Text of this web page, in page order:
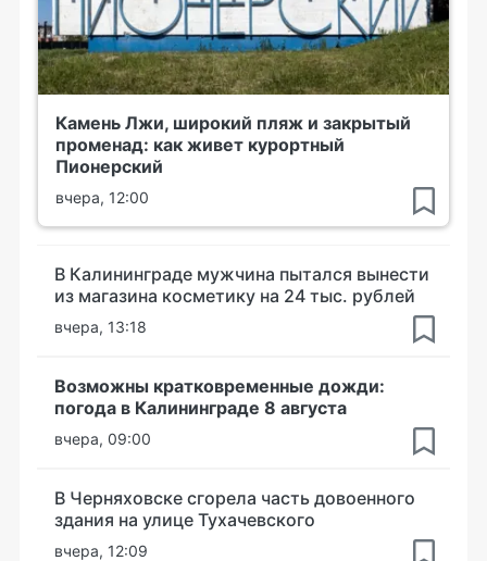
Камень Лжи, широкий пляж и закрытый
променад: как живет курортный
Пионерский
вчера, 12:00
В Калининграде мужчина пытался вынести
из магазина косметику на 24 тыс. рублей
вчера, 13:18
Возможны кратковременные дожди:
погода в Калининграде 8 августа
вчера, 09:00
В Черняховске сгорела часть довоенного
здания на улице Тухачевского
вчера, 12:09